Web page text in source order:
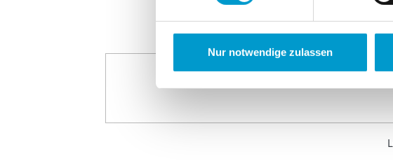
Nur notwendige zulassen